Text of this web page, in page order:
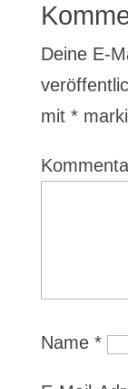
Deine E-
mit *
Name *